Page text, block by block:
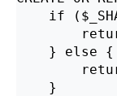
if
    } else {
    }